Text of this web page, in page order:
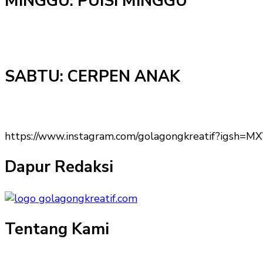
SABTU: CERPEN ANAK
https://www.instagram.com/
Dapur Redaksi
Tentang Kami